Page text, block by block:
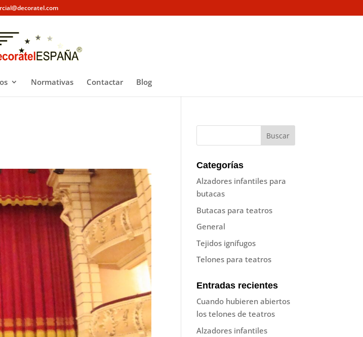
Normativas Contactar Blog
Categorías
Alzadores infantiles para
butacas
Butacas para teatros
General
Tejidos ignífugos
Telones para teatros
Entradas recientes
Cuando hubieren abiertos
los telones de teatros
Alzadores infantiles